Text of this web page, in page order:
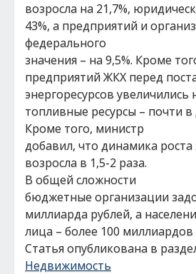
возросла на 21,7%,
43%, а предприятий и
федерального
значения – на 9,5%. Кроме
предприятий ЖКХ перед
энергоресурсов увеличились
топливные ресурсы – почти в
Кроме того, министр
добавил, что динамика
возросла в 1,5-2 раза.
В общей сложности
бюджетные организации
миллиарда рублей, а
лица – более 100 миллиардов
Статья опубликована в
Недвижимость